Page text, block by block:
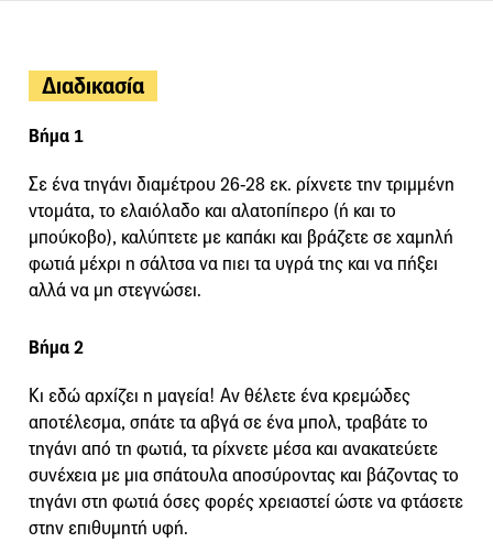
Διαδικασία
Βήμα 1
Σε ένα τηγάνι διαμέτρου 26-28 εκ. ρίχνετε την τριμμένη
ντομάτα, το ελαιόλαδο και αλατοπίπερο (ή και το
μπούκοβο), καλύπτετε με καπάκι και βράζετε σε χαμηλή
φωτιά μέχρι η σάλτσα να πιει τα υγρά της και να πήξει
αλλά να μη στεγνώσει.
Βήμα 2
Κι εδώ αρχίζει η μαγεία! Αν θέλετε ένα κρεμώδες
αποτέλεσμα, σπάτε τα αβγά σε ένα μπολ, τραβάτε το
τηγάνι από τη φωτιά, τα ρίχνετε μέσα και ανακατεύετε
συνέχεια με μια σπάτουλα αποσύροντας και βάζοντας το
τηγάνι στη φωτιά όσες φορές χρειαστεί ώστε να φτάσετε
στην επιθυμητή υφή.